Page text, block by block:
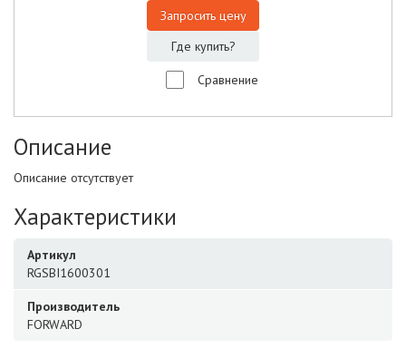
Запросить цену
Где купить?
Сравнение
Описание
Описание отсутствует
Характеристики
Артикул
RGSBI1600301
Производитель
FORWARD